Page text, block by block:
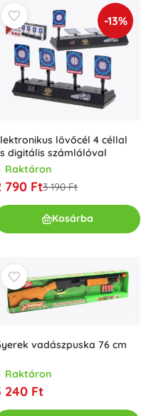
-13%
lövőcél 4 céllal
digitális számlálóval
Raktáron
790 Ft3 190 Ft
Kosárba
vadászpuska 76 cm
Raktáron
240 Ft